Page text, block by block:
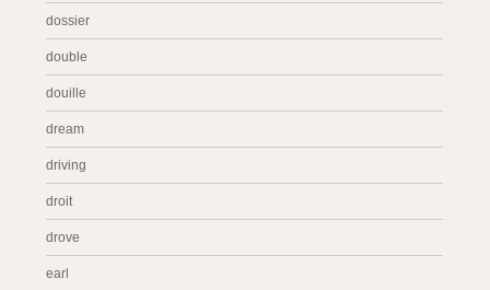
dossier
double
douille
dream
driving
droit
drove
earl